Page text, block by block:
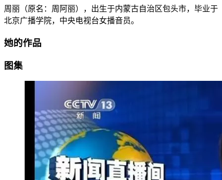
周丽（原名：周阿丽），出生于内蒙古自治区包头市，毕业于
北京广播学院，中央电视台女播音员。
她的作品
图集